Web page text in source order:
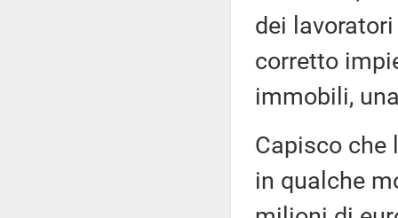
dei
corretto
immobili,
Capisco
in qualche